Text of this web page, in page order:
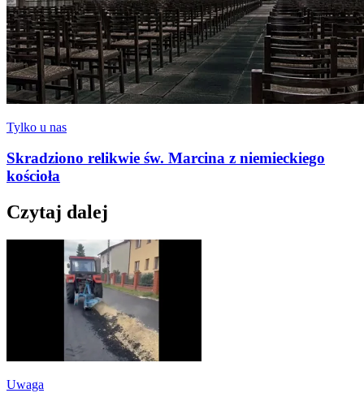
Tylko u nas
Skradziono relikwie św. Marcina z niemieckiego
kościoła
Czytaj dalej
Uwaga